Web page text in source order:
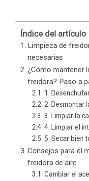
Índice del artículo
Limpieza de
necesarias
¿Cómo mantener
freidora? Paso a
1.
2. Desmontar
3. Limpiar la
4. Limpiar el
5. Secar bien
Consejos para el
freidora de aire
Cambiar el